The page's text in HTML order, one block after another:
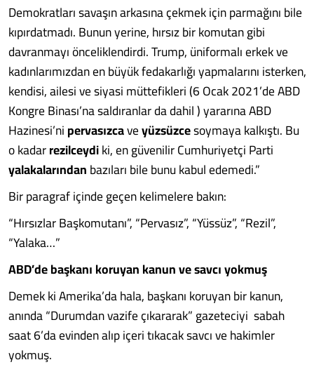
Demokratları savaşın arkasına çekmek için parmağını bile
kıpırdatmadı. Bunun yerine, hırsız bir komutan gibi
davranmayı önceliklendirdi. Trump, üniformalı erkek ve
kadınlarımızdan en büyük fedakarlığı yapmalarını isterken,
kendisi, ailesi ve siyasi müttefikleri (6 Ocak 2021’de ABD
Kongre Binası’na saldıranlar da dahil ) yararına ABD
Hazinesi’nipervasızcaveyüzsüzcesoymaya kalkıştı. Bu
o kadarrezilceydiki, en güvenilir Cumhuriyetçi Parti
yalakalarındanbazıları bile bunu kabul edemedi.”
Bir paragraf içinde geçen kelimelere bakın:
“Hırsızlar Başkomutanı”, “Pervasız”, “Yüssüz”, “Rezil”,
“Yalaka…”
ABD’de başkanı koruyan kanun ve savcı yokmuş
Demek ki Amerika’da hala, başkanı koruyan bir kanun,
anında “Durumdan vazife çıkararak” gazeteciyi sabah
saat 6’da evinden alıp içeri tıkacak savcı ve hakimler
yokmuş.